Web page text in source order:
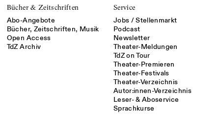
Bücher & Zeitschriften
Abo-Angebote
Bücher, Zeitschriften, Musik
Open Access
TdZ Archiv
Service
Jobs / Stellenmarkt
Podcast
Newsletter
Theater-Meldungen
TdZ on Tour
Theater-Premieren
Theater-Festivals
Theater-Verzeichnis
Autor:innen-Verzeichnis
Leser- & Aboservice
Sprachkurse